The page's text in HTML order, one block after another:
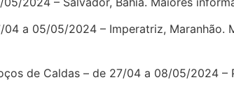
a 05/05/2024 – Imperatriz, Maranhão.
de Caldas – de 27/04 a 08/05/2024 –